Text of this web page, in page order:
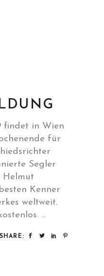
findet in Wien
für
Segler
Helmut
Kenner
weltweit.
SHARE: